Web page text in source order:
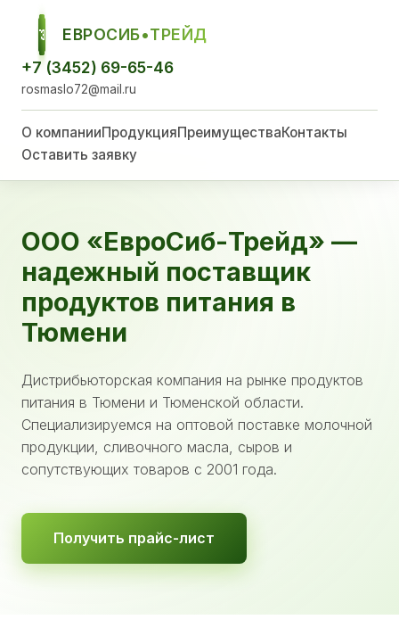
ЕСТ
ЕВРОСИБ•ТРЕЙД
+7 (3452) 69-65-46
rosmaslo72@mail.ru
О компанииПродукцияПреимуществаКонтакты
Оставить заявку
ООО «ЕвроСиб-Трейд» —
надежный поставщик
продуктов питания в
Тюмени
Дистрибьюторская компания на рынке продуктов
питания в Тюмени и Тюменской области.
Специализируемся на оптовой поставке молочной
продукции, сливочного масла, сыров и
сопутствующих товаров с 2001 года.
Получить прайс-лист